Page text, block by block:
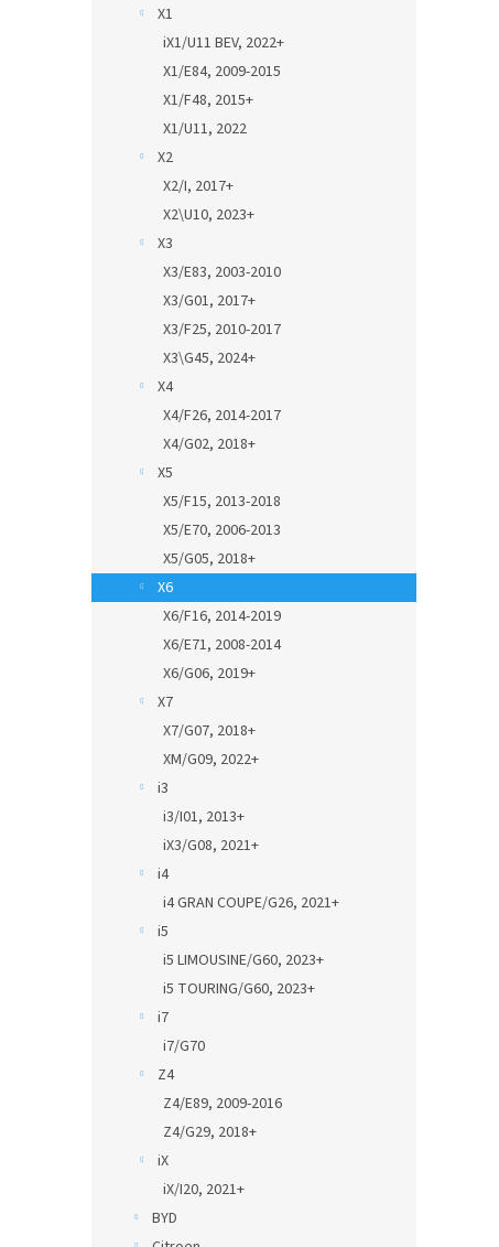
X1
iX1/U11 BEV, 2022+
X1/E84, 2009-2015
X1/F48, 2015+
X1/U11, 2022
X2
X2/I, 2017+
X2\U10, 2023+
X3
X3/E83, 2003-2010
X3/G01, 2017+
X3/F25, 2010-2017
X3\G45, 2024+
X4
X4/F26, 2014-2017
X4/G02, 2018+
X5
X5/F15, 2013-2018
X5/E70, 2006-2013
X5/G05, 2018+
X6
X6/F16, 2014-2019
X6/E71, 2008-2014
X6/G06, 2019+
X7
X7/G07, 2018+
XM/G09, 2022+
i3
i3/I01, 2013+
iX3/G08, 2021+
i4
i4 GRAN COUPE/G26, 2021+
i5
i5 LIMOUSINE/G60, 2023+
i5 TOURING/G60, 2023+
i7
i7/G70
Z4
Z4/E89, 2009-2016
Z4/G29, 2018+
iX
iX/I20, 2021+
BYD